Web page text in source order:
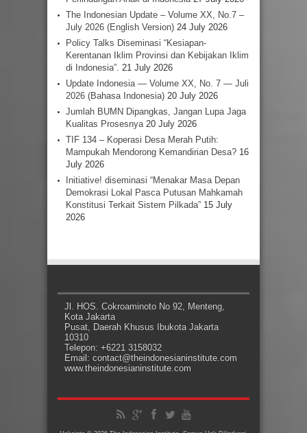
The Indonesian Update – Volume XX, No.7 –
July 2026 (English Version) 24 July 2026
Policy Talks Diseminasi “Kesiapan-
Kerentanan Iklim Provinsi dan Kebijakan Iklim
di Indonesia”. 21 July 2026
Update Indonesia — Volume XX, No. 7 — Juli
2026 (Bahasa Indonesia) 20 July 2026
Jumlah BUMN Dipangkas, Jangan Lupa Jaga
Kualitas Prosesnya 20 July 2026
TIF 134 – Koperasi Desa Merah Putih:
Mampukah Mendorong Kemandirian Desa? 16
July 2026
Initiative! diseminasi “Menakar Masa Depan
Demokrasi Lokal Pasca Putusan Mahkamah
Konstitusi Terkait Sistem Pilkada” 15 July
2026
Jl. HOS. Cokroaminoto No 92, Menteng,
Kota Jakarta
Pusat, Daerah Khusus Ibukota Jakarta
10310
Telepon: +6221 3158032
Email: contact@theindonesianinstitute.com
www.theindonesianinstitute.com